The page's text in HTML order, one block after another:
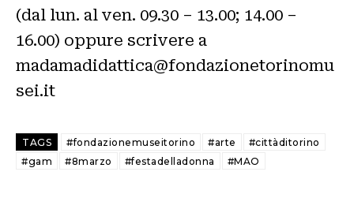
(dal lun. al ven. 09.30 – 13.00; 14.00 –
16.00) oppure scrivere a
madamadidattica@fondazionetorinomu
sei.it
TAGS #fondazionemuseitorino #arte
#cittàditorino
#gam
#8marzo #festadelladonna #MAO